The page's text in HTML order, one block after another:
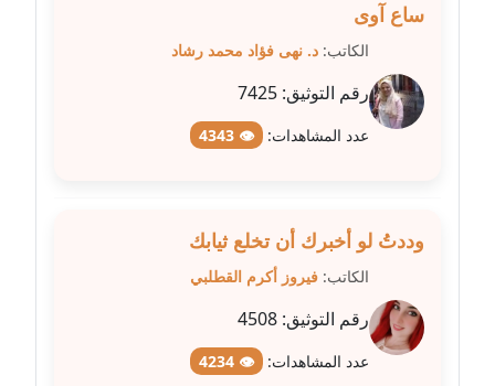
مدونة شيماء عمارة
مدونة شيماء مكى
مدونة صفاء فوزي
عاملة
عاملة
ساع آوى
الكاتب: د. نهى فؤاد محمد رشاد
رقم التوثيق: 7425
عدد المشاهدات: 👁 4343
وددتُ لو أخبرك أن تخلع ثيابك
الكاتب: فيروز أكرم القطلبي
رقم التوثيق: 4508
عدد المشاهدات: 👁 4234